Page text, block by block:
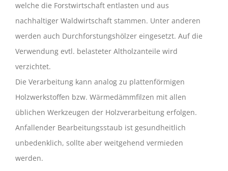
welche die Forstwirtschaft entlasten und aus
nachhaltiger Waldwirtschaft stammen. Unter anderen
werden auch Durchforstungshölzer eingesetzt. Auf die
Verwendung evtl. belasteter Altholzanteile wird
verzichtet.
Die Verarbeitung kann analog zu plattenförmigen
Holzwerkstoffen bzw. Wärmedämmfilzen mit allen
üblichen Werkzeugen der Holzverarbeitung erfolgen.
Anfallender Bearbeitungsstaub ist gesundheitlich
unbedenklich, sollte aber weitgehend vermieden
werden.